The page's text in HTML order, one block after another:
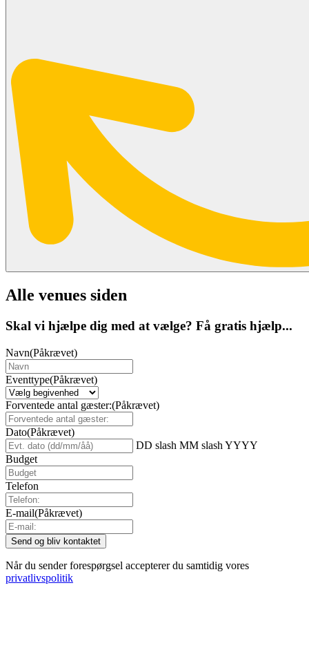
Alle venues siden
Skal vi hjælpe dig med at vælge? Få gratis hjælp...
Navn(Påkrævet)
Eventtype(Påkrævet)
Forventede antal gæster:(Påkrævet)
Dato(Påkrævet)
DD slash MM slash YYYY
Budget
Telefon
E-mail(Påkrævet)
Når du sender forespørgsel accepterer du samtidig vores
privatlivspolitik